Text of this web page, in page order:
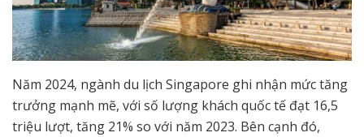
Năm 2024, ngành du lịch Singapore ghi nhận mức tăng
trưởng mạnh mẽ, với số lượng khách quốc tế đạt 16,5
triệu lượt, tăng 21% so với năm 2023. Bên cạnh đó,